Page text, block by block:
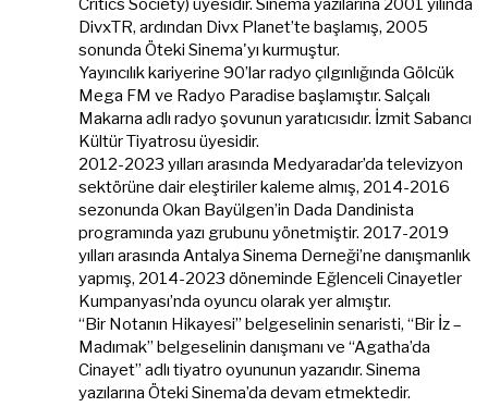
Critics Society) üyesidir. Sinema yazılarına 2001 yılında
DivxTR, ardından Divx Planet’te başlamış, 2005
sonunda Öteki Sinema'yı kurmuştur.
Yayıncılık kariyerine 90’lar radyo çılgınlığında Gölcük
Mega FM ve Radyo Paradise başlamıştır. Salçalı
Makarna adlı radyo şovunun yaratıcısıdır. İzmit Sabancı
Kültür Tiyatrosu üyesidir.
2012-2023 yılları arasında Medyaradar’da televizyon
sektörüne dair eleştiriler kaleme almış, 2014-2016
sezonunda Okan Bayülgen’in Dada Dandinista
programında yazı grubunu yönetmiştir. 2017-2019
yılları arasında Antalya Sinema Derneği’ne danışmanlık
yapmış, 2014-2023 döneminde Eğlenceli Cinayetler
Kumpanyası’nda oyuncu olarak yer almıştır.
“Bir Notanın Hikayesi” belgeselinin senaristi, “Bir İz –
Madımak” belgeselinin danışmanı ve “Agatha’da
Cinayet” adlı tiyatro oyununun yazarıdır. Sinema
yazılarına Öteki Sinema’da devam etmektedir.